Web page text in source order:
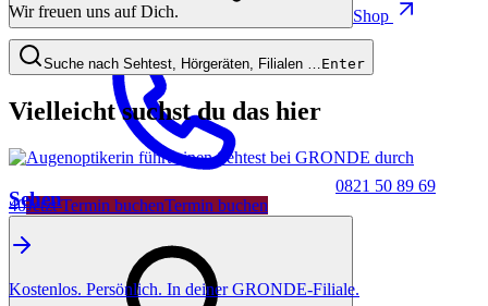
Shop
0821 50 89 69
40Jetzt Termin buchenTermin buchen
Wir freuen uns auf Dich.
Suche nach Sehtest, Hörgeräten, Filialen … Enter
Vielleicht suchst du das hier
Sehen
Kostenlos. Persönlich. In deiner GRONDE-Filiale.